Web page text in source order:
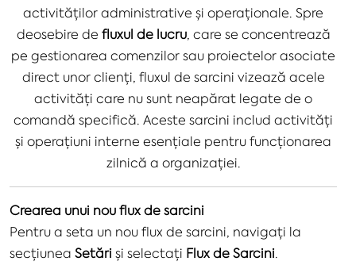
activităților administrative și operaționale. Spre
deosebire de fluxul de lucru, care se concentrează
pe gestionarea comenzilor sau proiectelor asociate
direct unor clienți, fluxul de sarcini vizează acele
activități care nu sunt neapărat legate de o
comandă specifică. Aceste sarcini includ activități
și operațiuni interne esențiale pentru funcționarea
zilnică a organizației.
Crearea unui nou flux de sarcini
Pentru a seta un nou flux de sarcini, navigați la
secțiunea Setări și selectați Flux de Sarcini.